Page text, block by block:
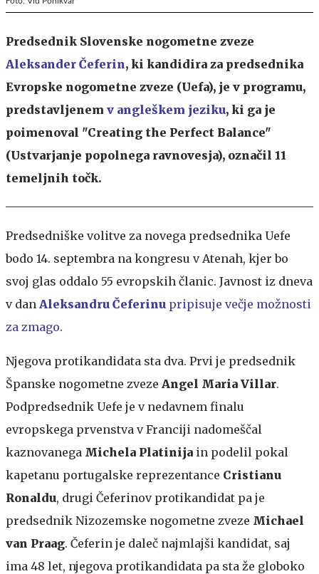
Predsednik Slovenske nogometne zveze
Aleksander Čeferin, ki kandidira za predsednika
Evropske nogometne zveze (Uefa), je v programu,
predstavljenem v angleškem jeziku, ki ga je
poimenoval "Creating the Perfect Balance"
(Ustvarjanje popolnega ravnovesja), označil 11
temeljnih točk.
Predsedniške volitve za novega predsednika Uefe
bodo 14. septembra na kongresu v Atenah, kjer bo
svoj glas oddalo 55 evropskih članic. Javnost iz dneva
v dan Aleksandru Čeferinu pripisuje večje možnosti
za zmago.
Njegova protikandidata sta dva. Prvi je predsednik
Španske nogometne zveze Angel Maria Villar.
Podpredsednik Uefe je v nedavnem finalu
evropskega prvenstva v Franciji nadomeščal
kaznovanega Michela Platinija in podelil pokal
kapetanu portugalske reprezentance Cristianu
Ronaldu, drugi Čeferinov protikandidat pa je
predsednik Nizozemske nogometne zveze Michael
van Praag. Čeferin je daleč najmlajši kandidat, saj
ima 48 let, njegova protikandidata pa sta že globoko